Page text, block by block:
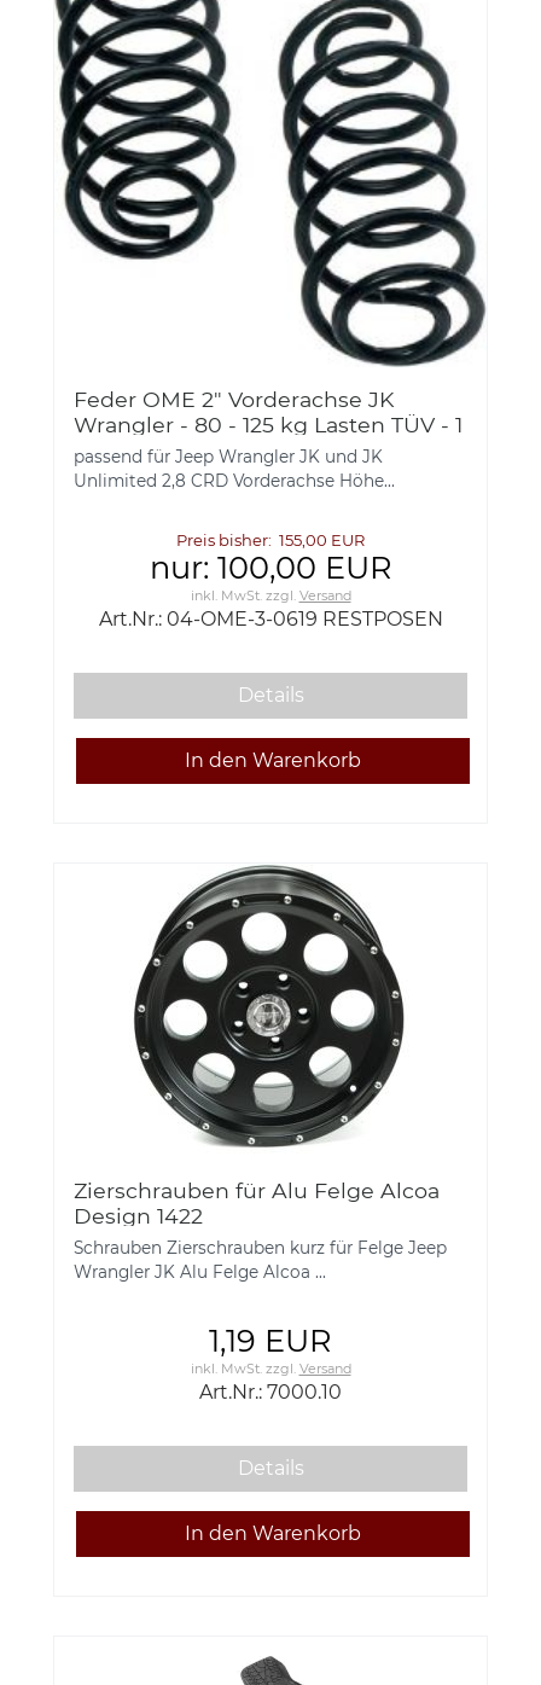
Feder OME 2" Vorderachse JK
Wrangler - 80 - 125 kg Lasten TÜV - 1
STÜCK LAGERWARE
passend für Jeep Wrangler JK und JK
Unlimited 2,8 CRD Vorderachse Höhe...
Preis bisher: 155,00 EUR
nur: 100,00 EUR
inkl. MwSt.zzgl. Versand
Art.Nr.: 04-OME-3-0619 RESTPOSEN
Details
Zierschrauben für Alu Felge Alcoa
Design 1422
Schrauben Zierschrauben kurz für Felge Jeep
Wrangler JK Alu Felge Alcoa ...
1,19 EUR
inkl. MwSt.zzgl. Versand
Art.Nr.: 7000.10
Details